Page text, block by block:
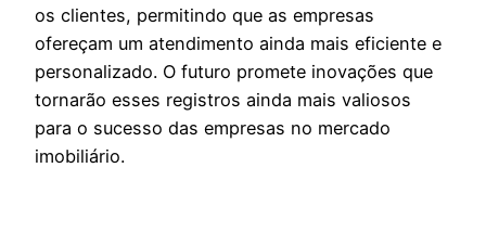
os clientes, permitindo que as empresas
ofereçam um atendimento ainda mais eficiente e
personalizado. O futuro promete inovações que
tornarão esses registros ainda mais valiosos
para o sucesso das empresas no mercado
imobiliário.